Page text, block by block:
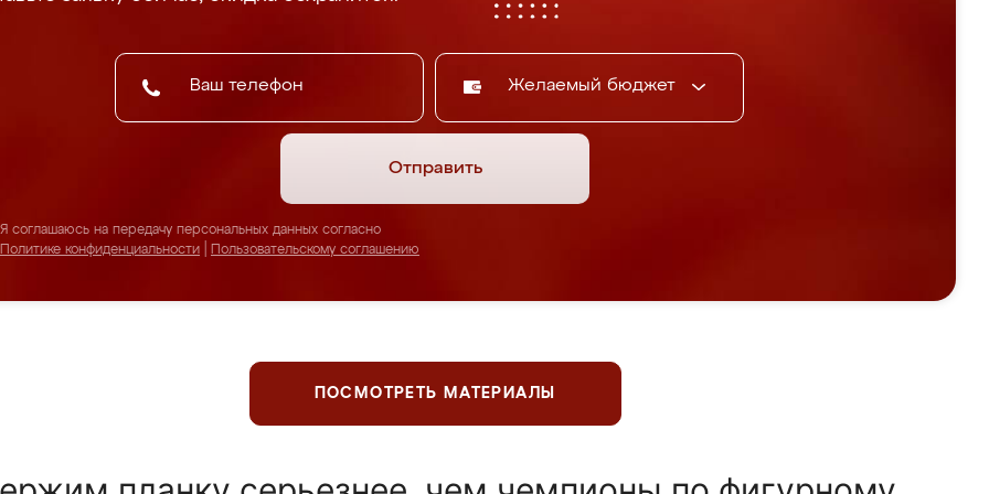
Желаемый бюджет
Отправить
Я соглашаюсь на передачу персональных данных согласно
Политике конфиденциальности
Пользовательскому соглашению
ПОСМОТРЕТЬ МАТЕРИАЛЫ